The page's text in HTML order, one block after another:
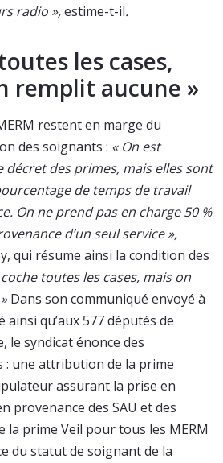
radio »,estime-t-il.
les cases,
remplit aucune »
restent en marge du
des soignants : « On est
décret des primes, mais elles sont
de temps de travail
On ne prend pas en charge 50 %
d’un seul service »,
qui résume ainsi la condition des
toutes les cases, mais on
Dans son communiqué envoyé à
ainsi qu’aux 577 députés de
le syndicat énonce des
: une attribution de la prime
assurant la prise en
provenance des SAU et des
la prime Veil pour tous les MERM
du statut de soignant de la